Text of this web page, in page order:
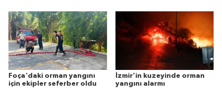
Foça'daki orman yangını
için ekipler seferber oldu
İzmir’in kuzeyinde orman
yangını alarmı